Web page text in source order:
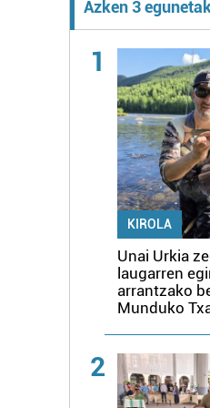
Azken 3
1
KIROLA
Unai Urkia
laugarren
arrantzako
Munduko
2